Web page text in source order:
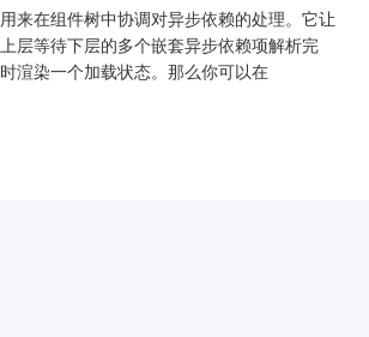
来在组件树中协调对异步依赖的处理。它让
层等待下层的多个嵌套异步依赖项解析完
渲染一个加载状态。那么你可以在